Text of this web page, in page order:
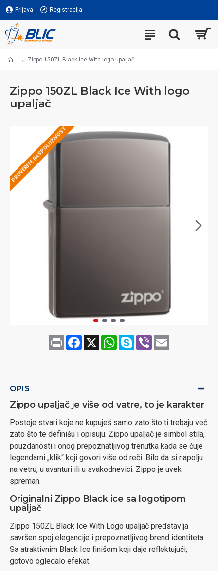
Prijava Registracija
Zippo 150ZL Black Ice With logo upaljač
Zippo 150ZL Black Ice With logo
upaljač
PROVERITE RASPOLOŽIVOST
Print Facebook
X WhatsApp
SkypeViberEmail
OPIS
Zippo upaljač je više od vatre, to je karakter
Postoje stvari koje ne kupuješ samo zato što ti trebaju već
zato što te definišu i opisuju. Zippo upaljač je simbol stila,
pouzdanosti i onog prepoznatljivog trenutka kada se čuje
legendarni „klik“ koji govori više od reči. Bilo da si napolju
na vetru, u avanturi ili u svakodnevici. Zippo je uvek
spreman.
Originalni Zippo Black ice sa logotipom
upaljač
Zippo 150ZL Black Ice With Logo upaljač predstavlja
savršen spoj elegancije i prepoznatljivog brend identiteta.
Sa atraktivnim Black Ice finišom koji daje reflektujući,
gotovo ogledalo efekat.